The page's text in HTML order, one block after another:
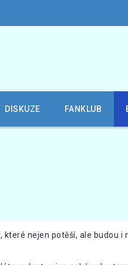
DISKUZE FANKLUB
které nejen potěší, ale budou